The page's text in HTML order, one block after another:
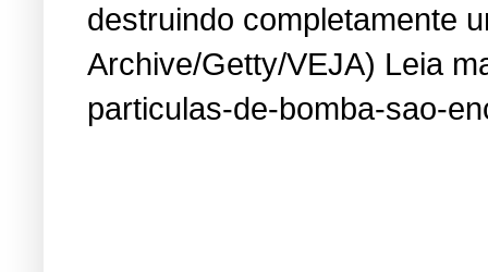
destruindo completamente
Archive/Getty/VEJA) Leia
particulas-de-bomba-sao-